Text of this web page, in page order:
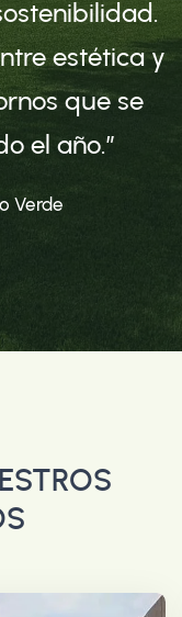
estética y
que se
el año.”
Verde